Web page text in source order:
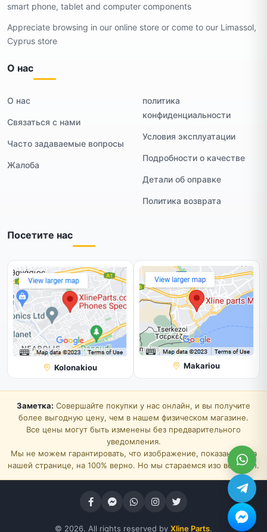
smart phone, tablet and computer components
Appreciate browsing in our online store or come to our Limassol,
Cyprus store
О нас
О нас
Связаться с нами
Часто задаваемые вопросы
Жалоба
политика
конфиденциальности
Условия эксплуатации
Подробности о качестве
Детали об оправке
Политика возврата
Посетите нас
Kolonakiou Makariou
Заметка: Совершайте покупки у нас онлайн, и вы получите
более выгодную цену, чем в нашем физическом магазине.
Все цены могут быть изменены без предварительного
уведомления.
Мы не можем гарантировать, что изображение, показанное на
нашей странице, на 100% верно. Но мы стараемся изо всех сил.
© 2026. All rights reserved by Xline Parts.